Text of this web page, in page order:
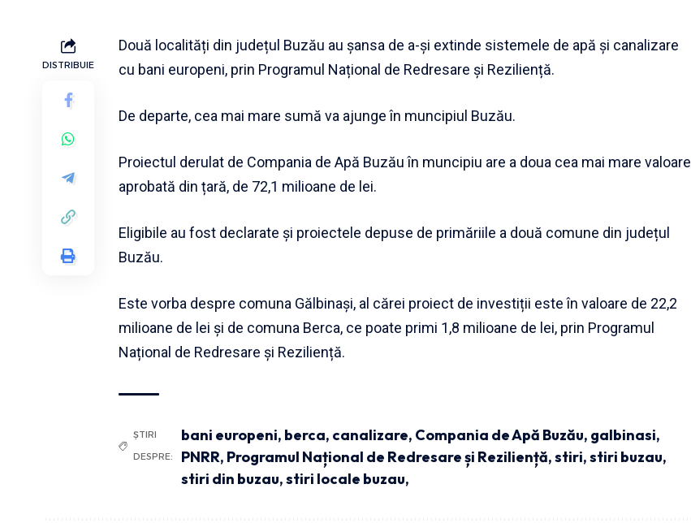
DISTRIBUIE
Două localități din județul Buzău au șansa de a-și extinde sistemele de apă și canalizare
cu bani europeni, prin Programul Național de Redresare și Reziliență.
De departe, cea mai mare sumă va ajunge în muncipiul Buzău.
Proiectul derulat de Compania de Apă Buzău în muncipiu are a doua cea mai mare valoare
aprobată din țară, de 72,1 milioane de lei.
Eligibile au fost declarate și proiectele depuse de primăriile a două comune din județul
Buzău.
Este vorba despre comuna Gălbinași, al cărei proiect de investiții este în valoare de 22,2
milioane de lei și de comuna Berca, ce poate primi 1,8 milioane de lei, prin Programul
Național de Redresare și Reziliență.
ȘTIRI
DESPRE:
bani europeni, berca, canalizare, Compania de Apă Buzău, galbinasi,
PNRR, Programul Național de Redresare și Reziliență,stiri,stiri buzau,
stiri din buzau,stiri locale buzau,